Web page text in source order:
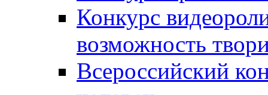
Конкурс
возможность
Всероссийский